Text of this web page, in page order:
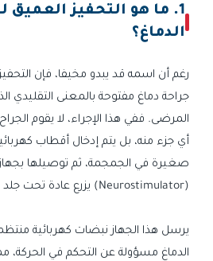
1. ما هو التحفيز العميق
الدماغ؟
رغم أن اسمه قد يبدو مخيفا، فإن
جراحة دماغ مفتوحة بالمعنى التقليدي
المرضى. ففي هذا الإجراء، لا يقوم
أي جزء منه، بل يتم إدخال أقطاب
صغيرة في الجمجمة، ثم توصيلها
(Neurostimulator) يزرع عادة تحت جلد الصدر.
يرسل هذا الجهاز نبضات كهربائية
الدماغ مسؤولة عن التحكم في الحركة،